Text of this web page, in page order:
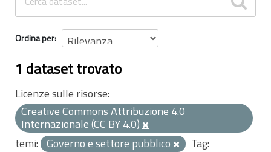
Ordina per
1 dataset trovato
Licenze sulle risorse:
Creative Commons Attribuzione 4.0
Internazionale (CC BY 4.0)
temi: Governo e settore pubblico
Tag: